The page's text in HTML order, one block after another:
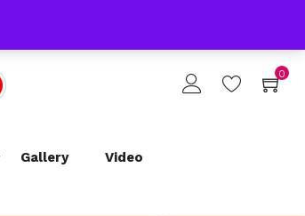
0
Gallery Video